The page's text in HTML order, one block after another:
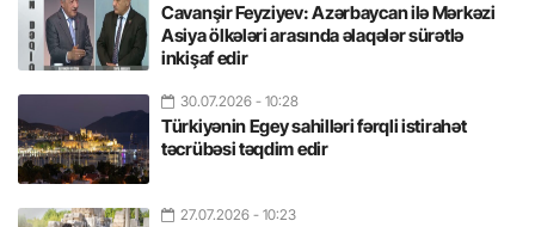
Cavanşir Feyziyev: Azərbaycan ilə Mərkəzi
Asiya ölkələri arasında əlaqələr sürətlə
inkişaf edir
30.07.2026 - 10:28
Türkiyənin Egey sahilləri fərqli istirahət
təcrübəsi təqdim edir
27.07.2026 - 10:23